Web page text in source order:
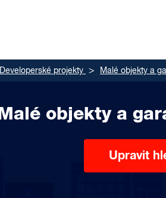
Developerské projekty Malé objekty a
Malé objekty a
Upravit